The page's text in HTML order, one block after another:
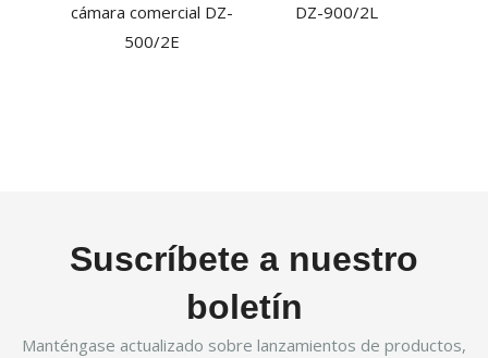
cámara comercial DZ-
500/2E
DZ-900/2L
Suscríbete a nuestro
boletín
Manténgase actualizado sobre lanzamientos de productos,